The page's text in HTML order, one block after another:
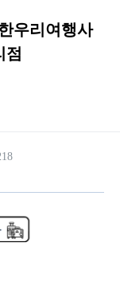
우리여행사
점